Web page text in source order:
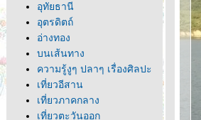
อุทัยธานี
อุตรดิตถ์
อ่างทอง
บนเส้นทาง
ความรู้งูๆ ปลาๆ เรื่องศิลปะ
เที่ยวอีสาน
เที่ยวภาคกลาง
เที่ยวตะวันออก